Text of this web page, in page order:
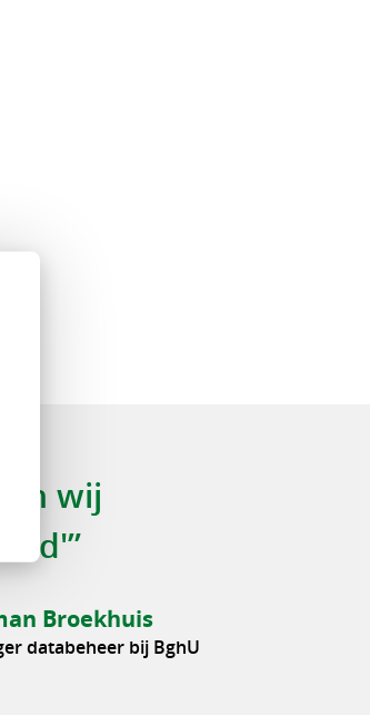
wij
Broekhuis
databeheer bij BghU